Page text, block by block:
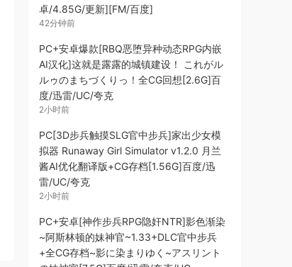
卓/4.85G/更新][FM/百度]
42分钟前
PC+安卓爆款[RBQ恶堕异种动态RPG内嵌
AI汉化]这就是露露的城镇建设！ これがル
ルゥのまちづくりっ！全CG回想[2.6G]百
度/迅雷/UC/夸克
2小时前
PC[3D步兵触摸SLG官中步兵]家出少女模
拟器 Runaway Girl Simulator v1.2.0 月兰
酱AI优化翻译版+CG存档[1.56G]百度/迅
雷/UC/夸克
2小时前
PC+安卓[神作步兵RPG隐奸NTR]影色渐染
~阿斯林顿的妹神官~1.33+DLC官中步兵
+全CG存档~影に染まりゆく~アスリント